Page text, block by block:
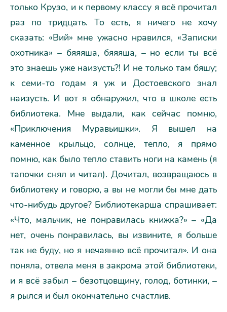
только Крузо, и к первому классу я всё прочитал
раз по тридцать. То есть, я ничего не хочу
сказать: «Вий» мне ужасно нравился, «Записки
охотника» – бяяяша, бяяяша, – но если ты всё
это знаешь уже наизусть?! И не только там бяшу;
к семи-то годам я уж и Достоевского знал
наизусть. И вот я обнаружил, что в школе есть
библиотека. Мне выдали, как сейчас помню,
«Приключения Муравьишки». Я вышел на
каменное крыльцо, солнце, тепло, я прямо
помню, как было тепло ставить ноги на камень (я
тапочки снял и читал). Дочитал, возвращаюсь в
библиотеку и говорю, а вы не могли бы мне дать
что-нибудь другое? Библиотекарша спрашивает:
«Что, мальчик, не понравилась книжка?» – «Да
нет, очень понравилась, вы извините, я больше
так не буду, но я нечаянно всё прочитал». И она
поняла, отвела меня в закрома этой библиотеки,
и я всё забыл – безотцовщину, голод, ботинки, –
я рылся и был окончательно счастлив.